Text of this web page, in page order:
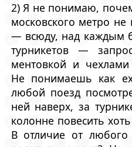
2) Я не понимаю,
московского метро
— всюду, над каждым
турникетов —
ментовкой и
Не понимаешь как
любой поезд
ней наверх, за
колонне повесить
В отличие от